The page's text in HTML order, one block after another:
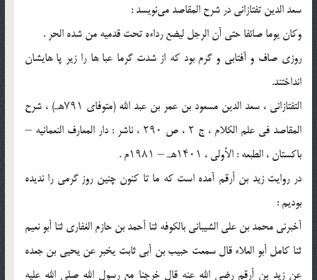
سعد الدین تفتازانی در شرح المقاصد می‌نویسد :
وکان یوما صائفا حتى أن الرجل لیضع رداءه تحت قدمیه من شده الحر .
روزی صاف و آفتابی و گرم بود که از شدت گرما عبا ها را زیر پا هایشان
انداختند.
التفتازانی ، سعد الدین مسعود بن عمر بن عبد الله (متوفای ۷۹۱هـ) ، شرح
المقاصد فی علم الکلام ، ج ۲ ، ص ۲۹۰ ، ناشر : دار المعارف النعمانیه –
باکستان ، الطبعه : الأولى ، ۱۴۰۱هـ – ۱۹۸۱م .
در روایت زید بن أرقم آمده است که ما تا کنون چنین روز گرمی را ندیده
بودیم :
أخبرنی محمد بن علی الشیبانی بالکوفه ثنا أحمد بن حازم الغفاری ثنا أبو نعیم
ثنا کامل أبو العلاء قال سمعت حبیب بن أبی ثابت یخبر عن یحیى بن جعده
عن زید بن أرقم رضی الله عنه قال خرجنا مع رسول الله صلى الله علیه